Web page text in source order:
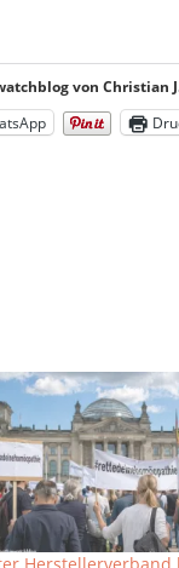
von Christian